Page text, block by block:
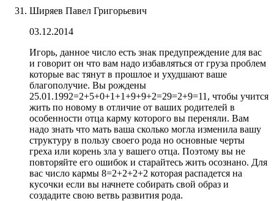
Ширяев Павел Григорьевич
03.12.2014
Игорь, данное число есть знак предупреждение для вас
и говорит он что вам надо избавляться от груза проблем
которые вас тянут в прошлое и ухудшают ваше
благополучие. Вы рождены
25.01.1992=2+5+0+1+1+9+9+2=29=2+9=11, чтобы учится
жить по новому в отличие от ваших родителей в
особенности отца карму которого вы переняли. Вам
надо знать что мать ваша сколько могла изменила вашу
структуру в пользу своего рода но основные черты
греха или корень зла у вашего отца. Поэтому вы не
повторяйте его ошибок и старайтесь жить осознано. Для
вас число кармы 8=2+2+2+2 которая распадется на
кусочки если вы начнете собирать свой образ и
создадите свою ветвь развития рода.